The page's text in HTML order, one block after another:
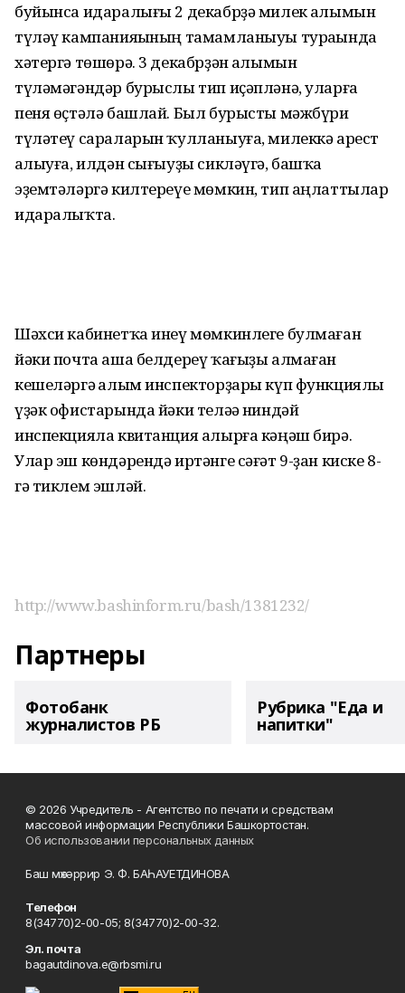
буйынса идаралығы 2 декабрҙә милек һалымын
түләү кампанияһының тамамланыуы тураһында
хәтергә төшөрә. 3 декабрҙән һалымын
түләмәгәндәр бурыслы тип иҫәпләнә, уларға
пеня өҫтәлә башлай. Был бурысты мәжбүри
түләтеү сараларын ҡулланыуға, милеккә арест
һалыуға, илдән сығыуҙы сикләүгә, башҡа
эҙемтәләргә килтереүе мөмкин, тип аңлаттылар
идаралыҡта.
Шәхси кабинетҡа инеү мөмкинлеге булмаған
йәки почта аша белдереү ҡағыҙы алмаған
кешеләргә һалым инспекторҙары күп функциялы
үҙәк офистарында йәки теләһә ниндәй
инспекцияла квитанция алырға кәңәш бирә.
Улар эш көндәрендә иртәнге сәғәт 9-ҙан киске 8-
гә тиклем эшләй.
http://www.bashinform.ru/bash/1381232/
Партнеры
Фотобанк
журналистов РБ
Рубрика "Еда и
напитки"
© 2026 Учредитель - Агентство по печати и средствам
массовой информации Республики Башкортостан.
Об использовании персональных данных
Баш мөхәррир Э. Ф. БАҺАУЕТДИНОВА
Телефон
8(34770)2-00-05; 8(34770)2-00-32.
Эл. почта
bagautdinova.e@rbsmi.ru